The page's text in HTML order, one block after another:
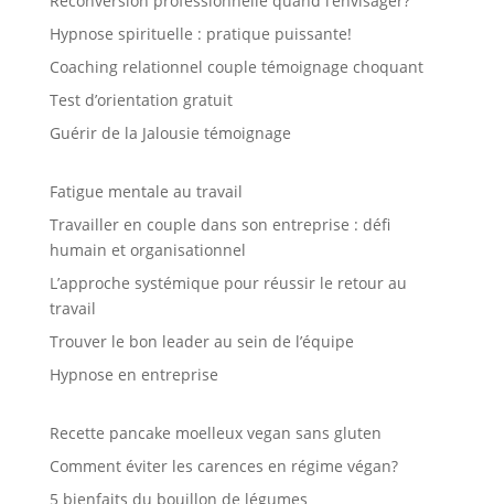
Hypnose spirituelle : pratique puissante!
Coaching relationnel couple témoignage choquant
Test d’orientation gratuit
Guérir de la Jalousie témoignage
Fatigue mentale au travail
Travailler en couple dans son entreprise : défi
humain et organisationnel
L’approche systémique pour réussir le retour au
travail
Trouver le bon leader au sein de l’équipe
Hypnose en entreprise
Recette pancake moelleux vegan sans gluten
Comment éviter les carences en régime végan?
5 bienfaits du bouillon de légumes